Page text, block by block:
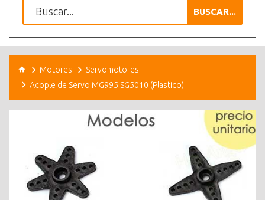
BUSCAR...
Motores
Servomotores
Acople de Servo MG995 SG5010 (Plastico)